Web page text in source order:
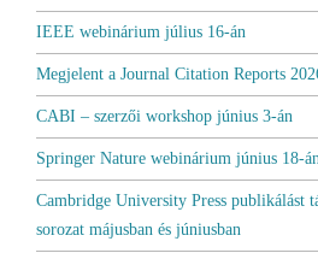
IEEE webinárium július 16-án
Megjelent a Journal Citation Reports
CABI – szerzői workshop június 3-án
Springer Nature webinárium június 18-án
Cambridge University Press publikálást
sorozat májusban és júniusban